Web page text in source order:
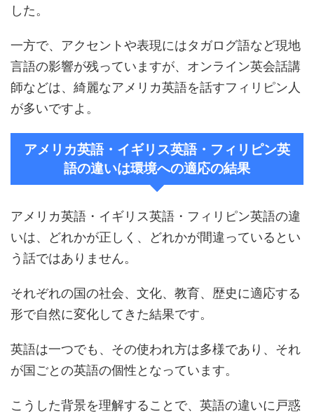
した。
一方で、アクセントや表現にはタガログ語など現地
言語の影響が残っていますが、オンライン英会話講
師などは、綺麗なアメリカ英語を話すフィリピン人
が多いですよ。
アメリカ英語・イギリス英語・フィリピン英
語の違いは環境への適応の結果
アメリカ英語・イギリス英語・フィリピン英語の違
いは、どれかが正しく、どれかが間違っているとい
う話ではありません。
それぞれの国の社会、文化、教育、歴史に適応する
形で自然に変化してきた結果です。
英語は一つでも、その使われ方は多様であり、それ
が国ごとの英語の個性となっています。
こうした背景を理解することで、英語の違いに戸惑